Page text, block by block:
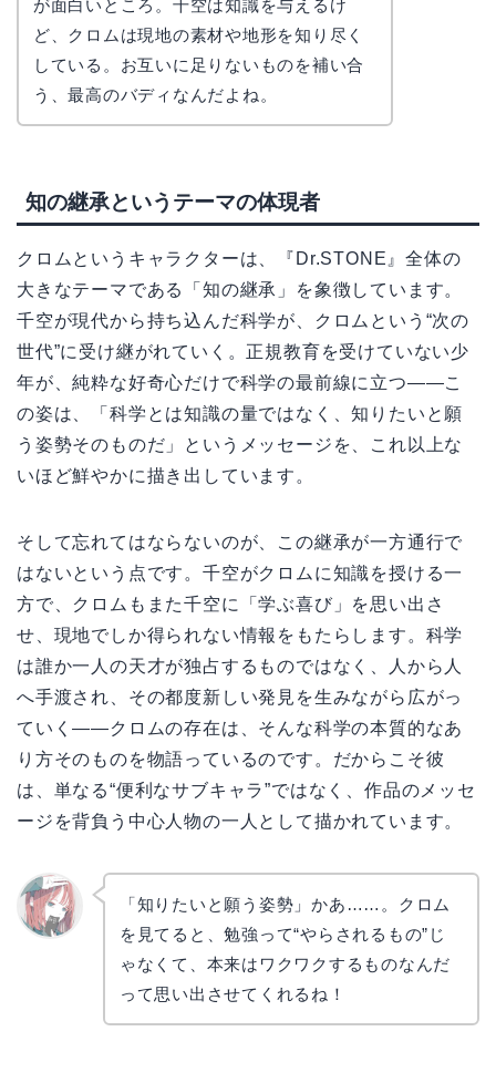
が面白いところ。千空は知識を与えるけ
ど、クロムは現地の素材や地形を知り尽く
している。お互いに足りないものを補い合
う、最高のバディなんだよね。
知の継承というテーマの体現者
クロムというキャラクターは、『Dr.STONE』全体の
大きなテーマである「知の継承」を象徴しています。
千空が現代から持ち込んだ科学が、クロムという“次の
世代”に受け継がれていく。正規教育を受けていない少
年が、純粋な好奇心だけで科学の最前線に立つ——こ
の姿は、「科学とは知識の量ではなく、知りたいと願
う姿勢そのものだ」というメッセージを、これ以上な
いほど鮮やかに描き出しています。
そして忘れてはならないのが、この継承が一方通行で
はないという点です。千空がクロムに知識を授ける一
方で、クロムもまた千空に「学ぶ喜び」を思い出さ
せ、現地でしか得られない情報をもたらします。科学
は誰か一人の天才が独占するものではなく、人から人
へ手渡され、その都度新しい発見を生みながら広がっ
ていく——クロムの存在は、そんな科学の本質的なあ
り方そのものを物語っているのです。だからこそ彼
は、単なる“便利なサブキャラ”ではなく、作品のメッセ
ージを背負う中心人物の一人として描かれています。
「知りたいと願う姿勢」かあ……。クロム
を見てると、勉強って“やらされるもの”じ
ゃなくて、本来はワクワクするものなんだ
って思い出させてくれるね！